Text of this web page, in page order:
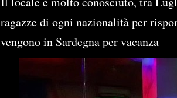
ragazze di ogni nazionalità per
vengono in Sardegna per vacanza